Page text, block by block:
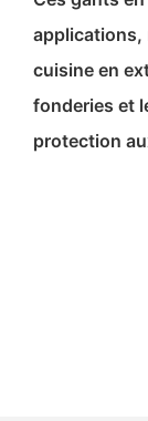
applications,
cuisine en
fonderies et
protection